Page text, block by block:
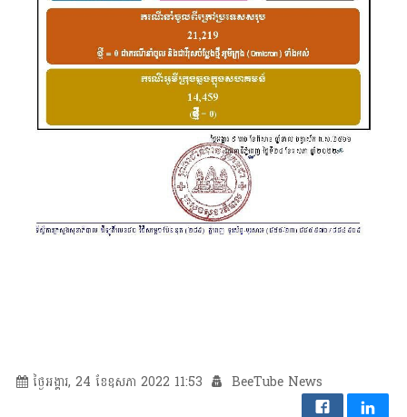
ថ្ងៃអង្គារ, 24 ខែឧសភា 2022 11:53 BeeTube News